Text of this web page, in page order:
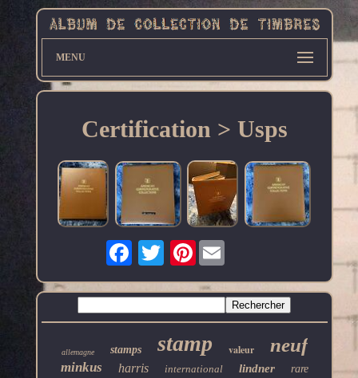
MENU
Certification > Usps
Pinterest
allemagne stamps stamp valeur neuf
minkus harris international lindner rare